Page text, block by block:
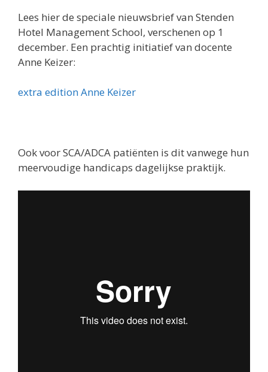
Lees hier de speciale nieuwsbrief van Stenden
Hotel Management School, verschenen op 1
december. Een prachtig initiatief van docente
Anne Keizer:
extra edition Anne Keizer
Ook voor SCA/ADCA patiënten is dit vanwege hun
meervoudige handicaps dagelijkse praktijk.